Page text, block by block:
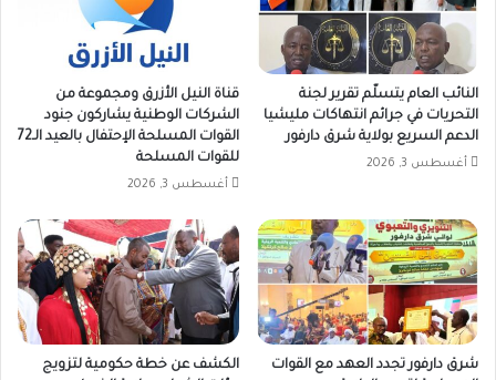
النائب العام يتسلّم تقرير لجنة
التحريات في جرائم انتهاكات مليشيا
الدعم السريع بولاية شرق دارفور
أغسطس 3, 2026
قناة النيل الأزرق ومجموعة من
الشركات الوطنية يشاركون جنود
القوات المسلحة الإحتفال بالعيد الـ72
للقوات المسلحة
أغسطس 3, 2026
شرق دارفور تجدد العهد مع القوات
الكشف عن خطة حكومية لتزويج